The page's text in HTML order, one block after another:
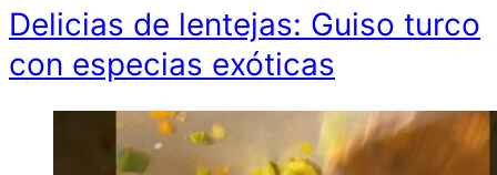
Delicias de lentejas: Guiso turco
con especias exóticas